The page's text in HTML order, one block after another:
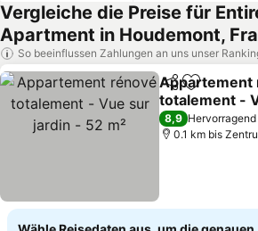
Vergleiche die Preise für
Apartment in Houdemont,
So beeinflussen Zahlungen an uns unser
TeilenZu
Appartement
totalement -
jardin - 52 m²
8,9 Hervorragend
0.1 km bis